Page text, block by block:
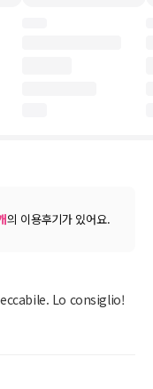
의 이용후기가 있어요.
Lo consiglio!